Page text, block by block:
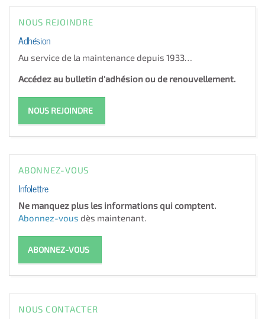
NOUS REJOINDRE
Adhésion
Au service de la maintenance depuis 1933…
Accédez au bulletin d'adhésion ou de renouvellement.
NOUS REJOINDRE
ABONNEZ-VOUS
Infolettre
Ne manquez plus les informations qui comptent.
Abonnez-vous dès maintenant.
ABONNEZ-VOUS
NOUS CONTACTER